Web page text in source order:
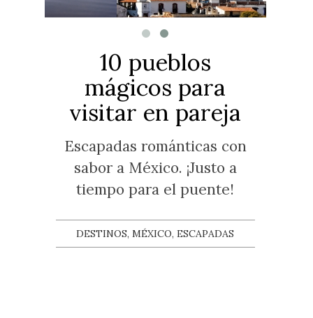
10 pueblos
mágicos para
visitar en pareja
Escapadas románticas con
sabor a México. ¡Justo a
tiempo para el puente!
DESTINOS, MÉXICO, ESCAPADAS